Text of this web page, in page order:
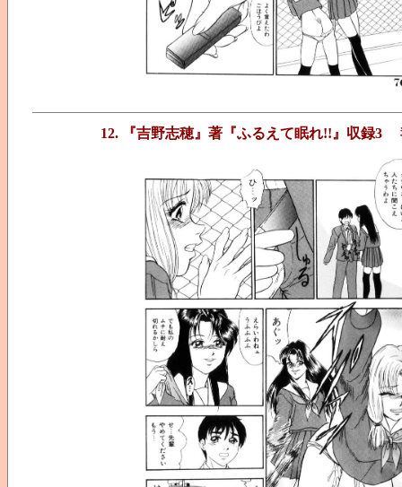
12. 『吉野志穂』著『ふるえて眠れ!!』収録3